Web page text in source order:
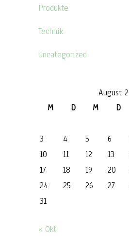
Produkte
Technik
Uncategorized
August
M
D M D
3
4 5 6
10
11 12 13
17
18 19 20
24
25 26 27
31
« Okt.